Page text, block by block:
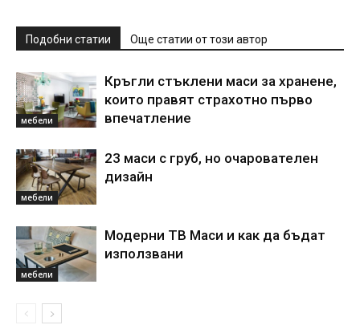
Подобни статии Още статии от този автор
мебели
Кръгли стъклени маси за хранене,
които правят страхотно първо
впечатление
мебели
23 маси с груб, но очарователен
дизайн
мебели
Модерни ТВ Маси и как да бъдат
използвани